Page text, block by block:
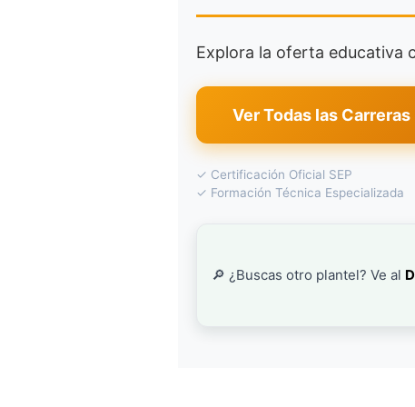
Explora la oferta educativa
Ver Todas las
✓ Certificación Oficial SEP
✓ Formación Técnica Especializada
🔎 ¿Buscas otro plantel? Ve al